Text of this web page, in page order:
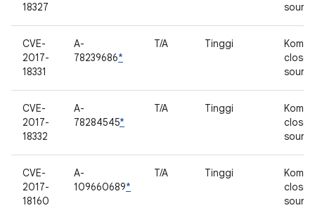
18327
source
CVE-
2017-
18331
A-
78239686*
T/A Tinggi
closed
source
CVE-
2017-
18332
A-
78284545*
T/A Tinggi
closed
source
CVE-
2017-
18160
A-
109660689*
T/A Tinggi
closed
source